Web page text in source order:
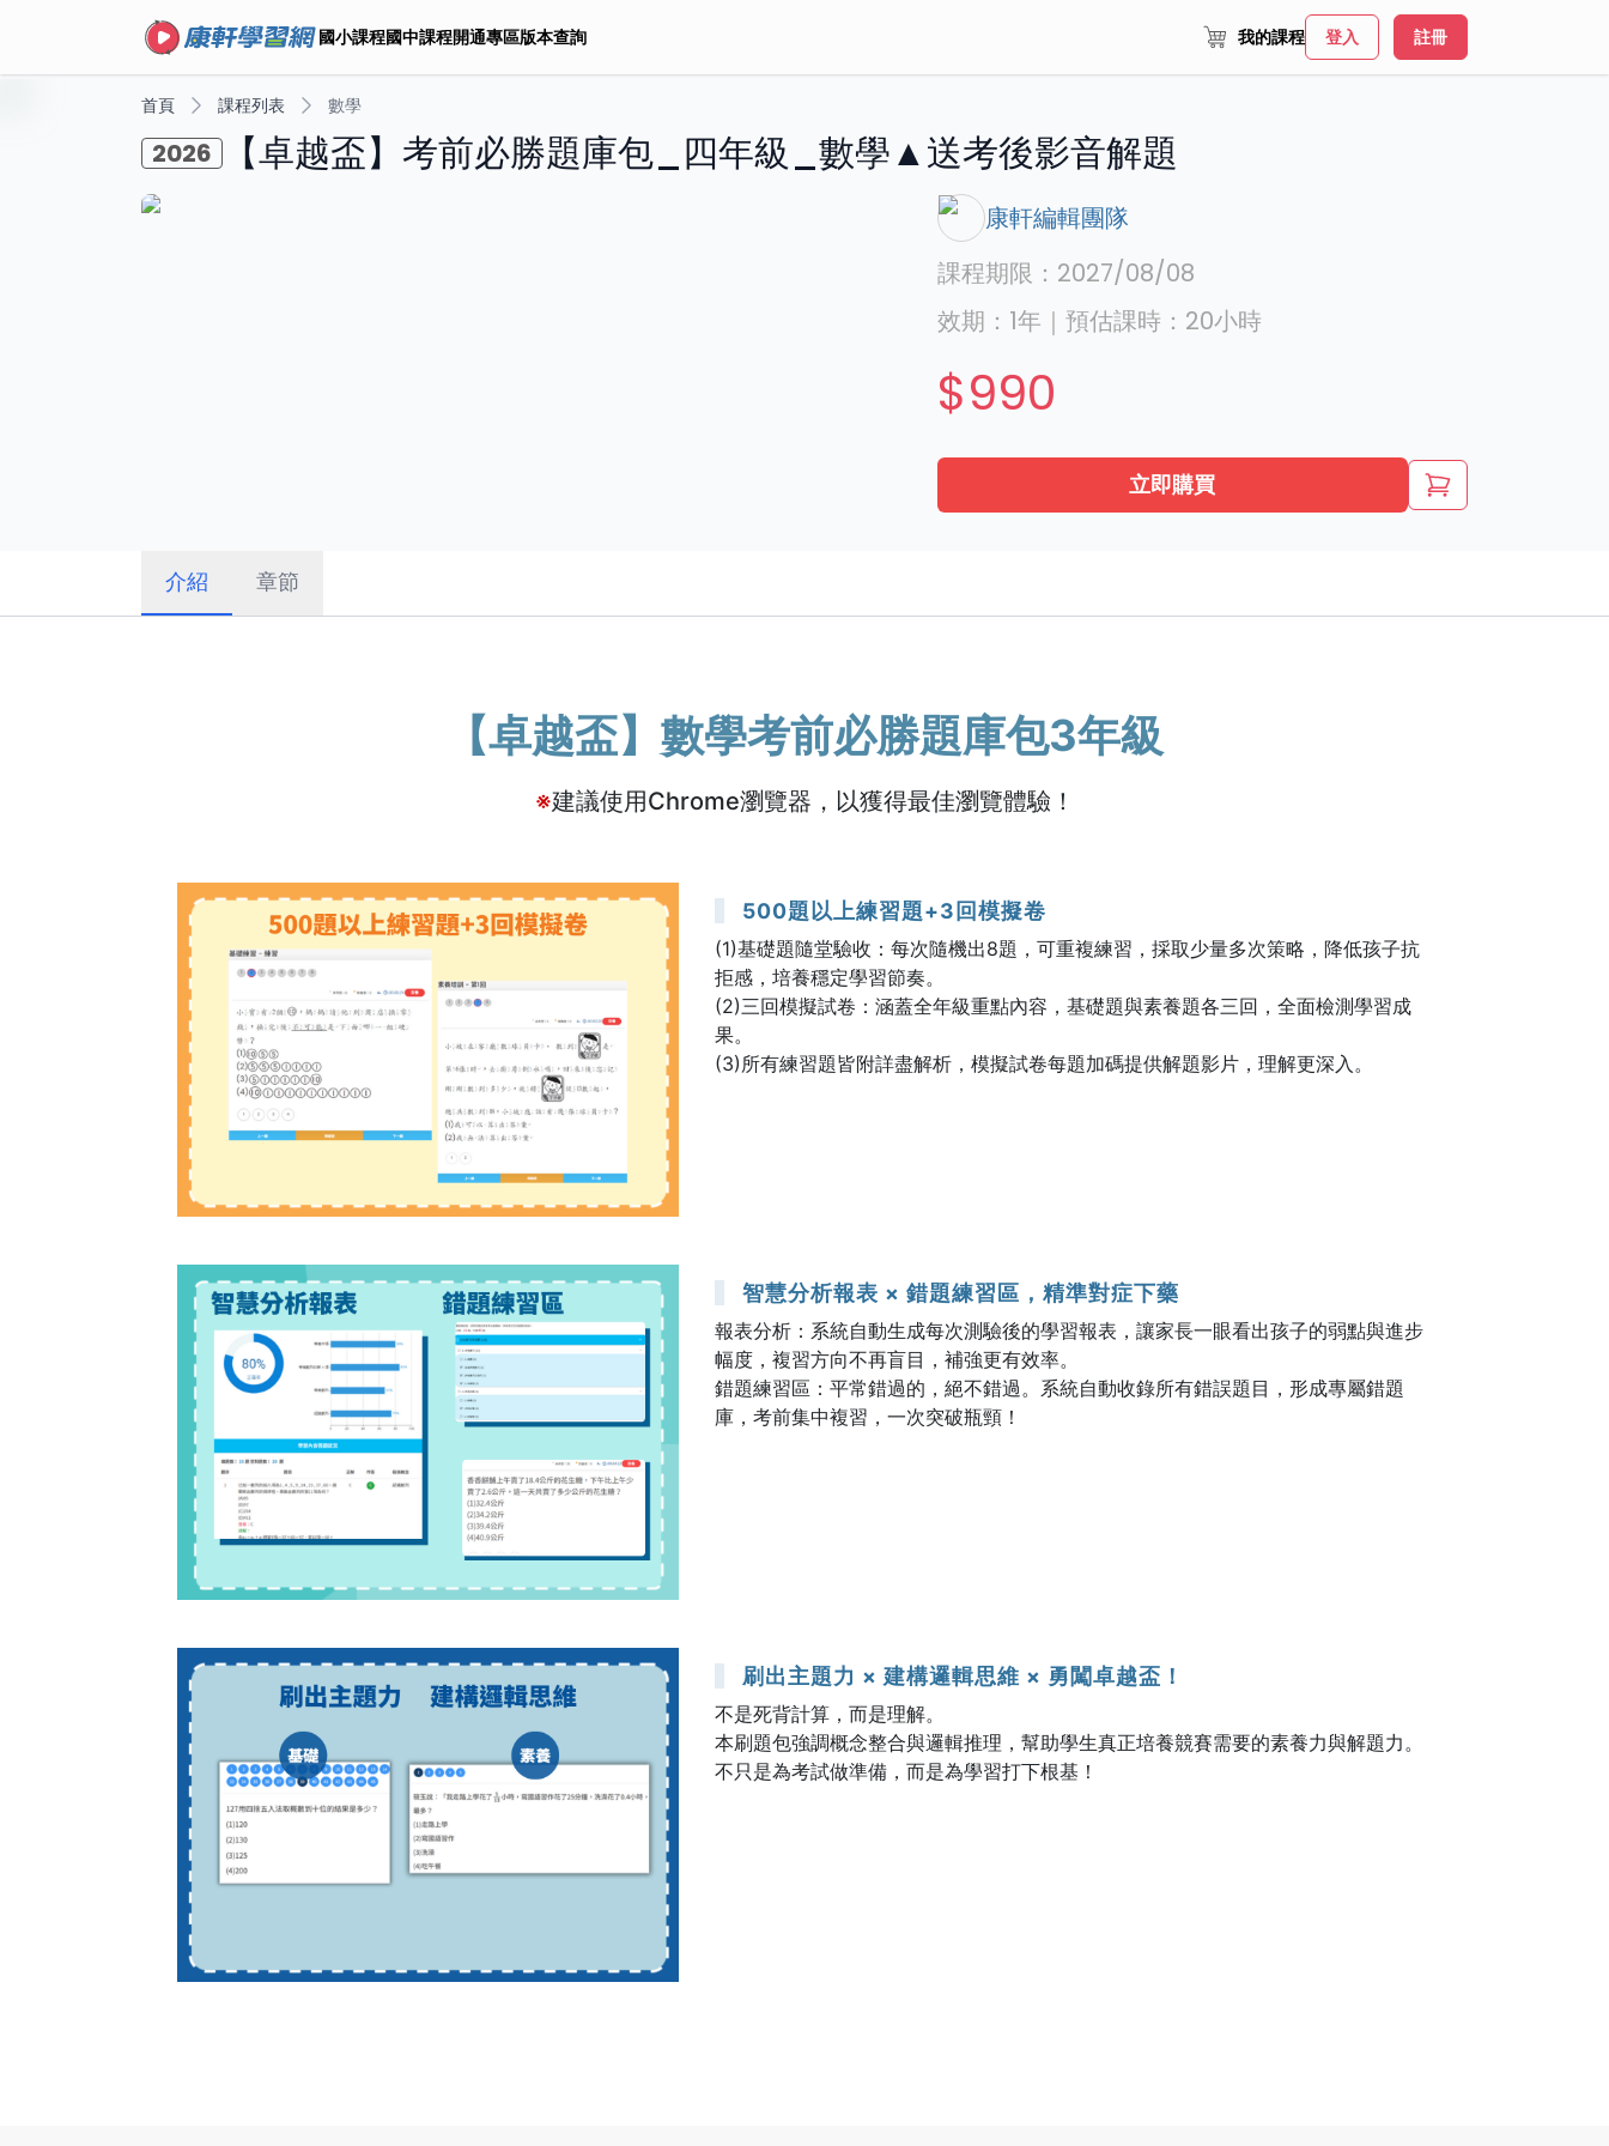
國小課程國中課程開通專區版本查詢 我的課程 登入 註冊
首頁 課程列表 數學
2026 【卓越盃】考前必勝題庫包_四年級_數學▲送考後影音解題
康軒編輯團隊
課程期限： 2027/08/08
效期： 1年 ｜ 預估課時： 20小時
$990
立即購買
介紹 章節
【卓越盃】數學考前必勝題庫包3年級
※建議使用Chrome瀏覽器，以獲得最佳瀏覽體驗！
500題以上練習題+3回模擬卷
(1)基礎題隨堂驗收：每次隨機出8題，可重複練習，採取少量多次策略，降低孩子抗
拒感，培養穩定學習節奏。
(2)三回模擬試卷：涵蓋全年級重點內容，基礎題與素養題各三回，全面檢測學習成
果。
(3)所有練習題皆附詳盡解析，模擬試卷每題加碼提供解題影片，理解更深入。
智慧分析報表 × 錯題練習區，精準對症下藥
報表分析：系統自動生成每次測驗後的學習報表，讓家長一眼看出孩子的弱點與進步
幅度，複習方向不再盲目，補強更有效率。
錯題練習區：平常錯過的，絕不錯過。系統自動收錄所有錯誤題目，形成專屬錯題
庫，考前集中複習，一次突破瓶頸！
刷出主題力 × 建構邏輯思維 × 勇闖卓越盃！
不是死背計算，而是理解。
本刷題包強調概念整合與邏輯推理，幫助學生真正培養競賽需要的素養力與解題力。
不只是為考試做準備，而是為學習打下根基！